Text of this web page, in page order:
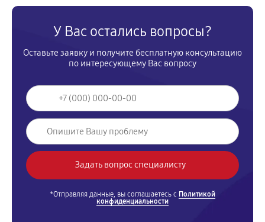
У Вас остались вопросы?
Оставьте заявку и получите бесплатную консультацию
по интересующему Вас вопросу
*Отправляя данные, вы соглашаетесь с Политикой
конфиденциальности